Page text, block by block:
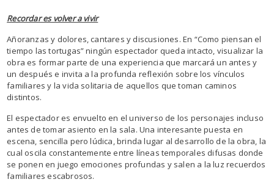
Recordar es volver a vivir
Añoranzas y dolores, cantares y discusiones. En “Como piensan el
tiempo las tortugas” ningún espectador queda intacto, visualizar la
obra es formar parte de una experiencia que marcará un antes y
un después e invita a la profunda reflexión sobre los vínculos
familiares y la vida solitaria de aquellos que toman caminos
distintos.
El espectador es envuelto en el universo de los personajes incluso
antes de tomar asiento en la sala. Una interesante puesta en
escena, sencilla pero lúdica, brinda lugar al desarrollo de la obra, la
cual oscila constantemente entre líneas temporales difusas donde
se ponen en juego emociones profundas y salen a la luz recuerdos
familiares escabrosos.